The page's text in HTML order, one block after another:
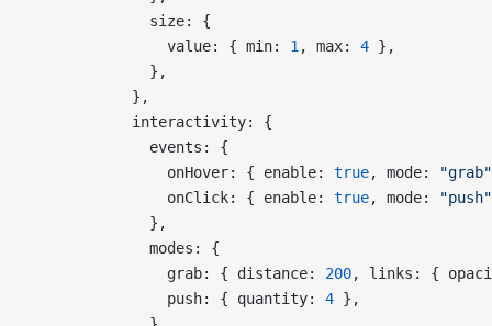
              size: {
                value: { min:
1 , max: 4 },
              },
            },
            interactivity: {
              events: {
                onHover: { enable:
true, mode:
"grab"
                onClick: { enable:
true, mode:
"push"
              },
              modes: {
                grab: { distance:
200, links: {
                push: { quantity:
4 },